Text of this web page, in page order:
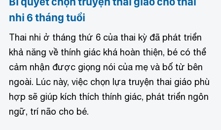
nhi 6 tháng tuổi
Thai nhi ở tháng thứ 6 của thai kỳ đã phát triển
khả năng về thính giác khá hoàn thiện, bé có thể
cảm nhận được giọng nói của mẹ và bố từ bên
ngoài. Lúc này, việc chọn lựa truyện thai giáo phù
hợp sẽ giúp kích thích thính giác, phát triển ngôn
ngữ, trí não cho bé.